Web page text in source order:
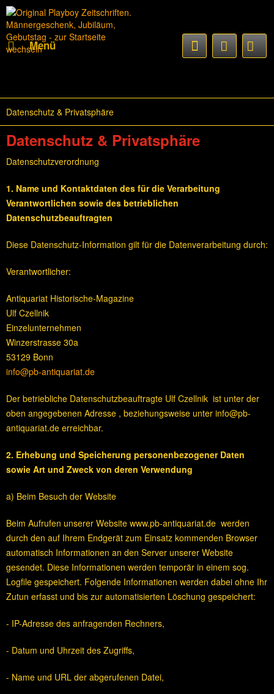
Menü
Datenschutz & Privatsphäre
Datenschutz & Privatsphäre
Datenschutzverordnung
1. Name und Kontaktdaten des für die Verarbeitung
Verantwortlichen sowie des betrieblichen
Datenschutzbeauftragten
Diese Datenschutz-Information gilt für die Datenverarbeitung durch:
Verantwortlicher:
Antiquariat Historische-Magazine
Ulf Czellnik
Einzelunternehmen
Winzerstrasse 30a
53129 Bonn
info@pb-antiquariat.de
Der betriebliche Datenschutzbeauftragte Ulf Czellnik ist unter der
oben angegebenen Adresse , beziehungsweise unter info@pb-
antiquariat.de erreichbar.
2. Erhebung und Speicherung personenbezogener Daten
sowie Art und Zweck von deren Verwendung
a) Beim Besuch der Website
Beim Aufrufen unserer Website www.pb-antiquariat.de werden
durch den auf Ihrem Endgerät zum Einsatz kommenden Browser
automatisch Informationen an den Server unserer Website
gesendet. Diese Informationen werden temporär in einem sog.
Logfile gespeichert. Folgende Informationen werden dabei ohne Ihr
Zutun erfasst und bis zur automatisierten Löschung gespeichert:
- IP-Adresse des anfragenden Rechners,
- Datum und Uhrzeit des Zugriffs,
- Name und URL der abgerufenen Datei,